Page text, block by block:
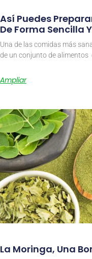
Así Puedes
De Forma Sencilla
Una de las comidas más
de un conjunto de alimentos
Ampliar
La Moringa, Una